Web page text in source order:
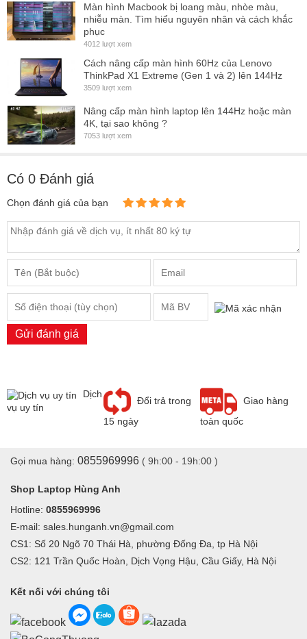
Màn hình Macbook bị loang màu, nhòe màu,
nhiễu màn. Tìm hiểu nguyên nhân và cách khắc
phục
4012 lượt xem
Cách nâng cấp màn hình 60Hz của Lenovo
ThinkPad X1 Extreme (Gen 1 và 2) lên 144Hz
3509 lượt xem
Nâng cấp màn hình laptop lên 144Hz hoặc màn
4K, tại sao không ?
7053 lượt xem
Có 0 Đánh giá
Chọn đánh giá của bạn
Gửi đánh giá
Dịch
vụ uy tín
Đổi trả trong
15 ngày
Giao hàng
toàn quốc
Gọi mua hàng: 0855969996 ( 9h:00 - 19h:00 )
Shop Laptop Hùng Anh
Hotline: 0855969996
E-mail: sales.hunganh.vn@gmail.com
CS1: Số 20 Ngõ 70 Thái Hà, phường Đống Đa, tp Hà Nội
CS2: 121 Trần Quốc Hoàn, Dịch Vọng Hậu, Cầu Giấy, Hà Nội
Kết nối với chúng tôi